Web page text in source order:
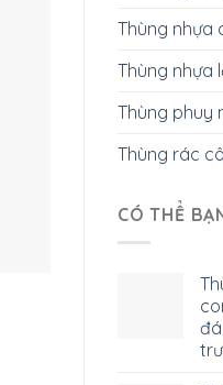
Thùng nhựa
Thùng nhựa
Thùng phuy
Thùng rác
CÓ THỂ